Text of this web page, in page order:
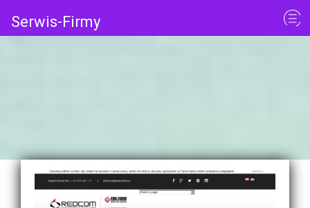
Serwis-Firmy